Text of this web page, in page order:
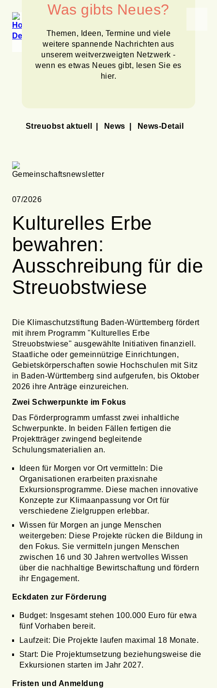
Streuobst aktuell News News-Detail
Was gibts Neues?
Themen, Ideen, Termine und viele
weitere spannende Nachrichten aus
unserem weitverzweigten Netzwerk -
wenn es etwas Neues gibt, lesen Sie es
hier.
07/2026
Kulturelles Erbe
bewahren:
Ausschreibung für die
Streuobstwiese
Die Klimaschutzstiftung Baden-Württemberg fördert
mit ihrem Programm "Kulturelles Erbe
Streuobstwiese" ausgewählte Initiativen finanziell.
Staatliche oder gemeinnützige Einrichtungen,
Gebietskörperschaften sowie Hochschulen mit Sitz
in Baden-Württemberg sind aufgerufen, bis Oktober
2026 ihre Anträge einzureichen.
Zwei Schwerpunkte im Fokus
Das Förderprogramm umfasst zwei inhaltliche
Schwerpunkte. In beiden Fällen fertigen die
Projektträger zwingend begleitende
Schulungsmaterialien an.
Ideen für Morgen vor Ort vermitteln: Die
Organisationen erarbeiten praxisnahe
Exkursionsprogramme. Diese machen innovative
Konzepte zur Klimaanpassung vor Ort für
verschiedene Zielgruppen erlebbar.
Wissen für Morgen an junge Menschen
weitergeben: Diese Projekte rücken die Bildung in
den Fokus. Sie vermitteln jungen Menschen
zwischen 16 und 30 Jahren wertvolles Wissen
über die nachhaltige Bewirtschaftung und fördern
ihr Engagement.
Eckdaten zur Förderung
Budget: Insgesamt stehen 100.000 Euro für etwa
fünf Vorhaben bereit.
Laufzeit: Die Projekte laufen maximal 18 Monate.
Start: Die Projektumsetzung beziehungsweise die
Exkursionen starten im Jahr 2027.
Fristen und Anmeldung